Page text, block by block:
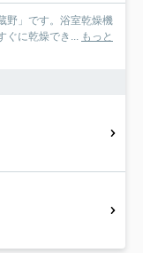
野」です。浴室乾燥機
ぐに乾燥でき... もっと